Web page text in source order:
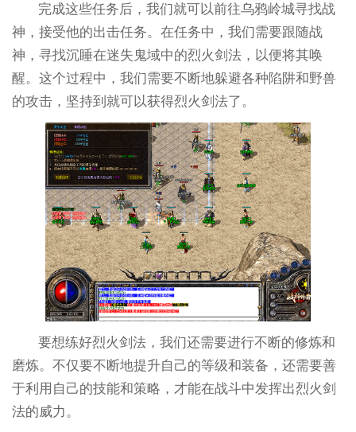
完成这些任务后，我们就可以前往乌鸦岭城寻找战
神，接受他的出击任务。在任务中，我们需要跟随战
神，寻找沉睡在迷失鬼域中的烈火剑法，以便将其唤
醒。这个过程中，我们需要不断地躲避各种陷阱和野兽
的攻击，坚持到就可以获得烈火剑法了。
要想练好烈火剑法，我们还需要进行不断的修炼和
磨炼。不仅要不断地提升自己的等级和装备，还需要善
于利用自己的技能和策略，才能在战斗中发挥出烈火剑
法的威力。